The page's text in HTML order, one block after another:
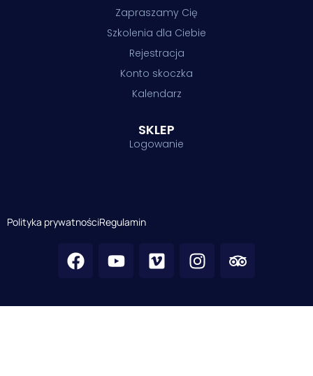
Zapraszamy Cię
Szkolenia dla Ciebie
Rejestracja
Konto skoczka
Kalendarz
SKLEP
Logowanie
Polityka prywatnościRegulamin